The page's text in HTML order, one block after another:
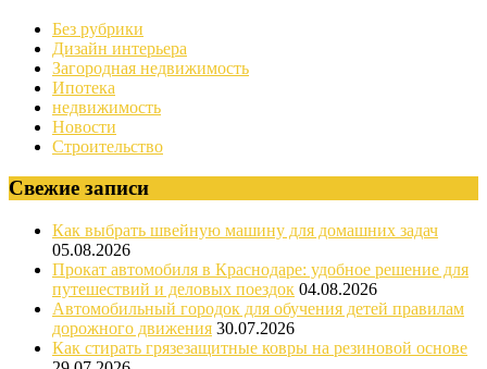
Без рубрики
Дизайн интерьера
Загородная недвижимость
Ипотека
недвижимость
Новости
Строительство
Свежие записи
Как выбрать швейную машину для домашних задач
05.08.2026
Прокат автомобиля в Краснодаре: удобное решение для
путешествий и деловых поездок 04.08.2026
Автомобильный городок для обучения детей правилам
дорожного движения 30.07.2026
Как стирать грязезащитные ковры на резиновой основе